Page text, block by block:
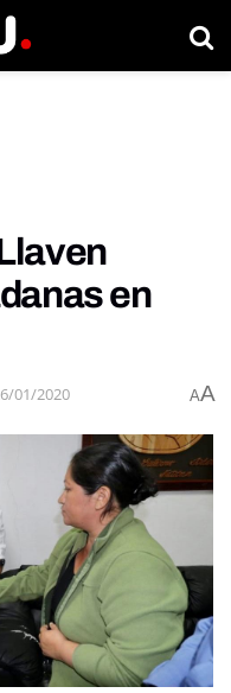
en
01/2020 AA